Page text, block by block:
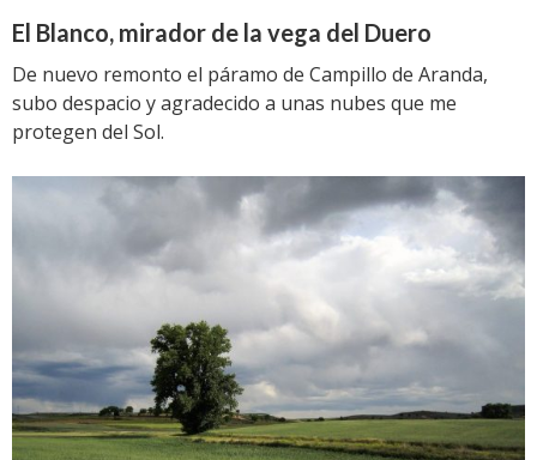
El Blanco, mirador de la vega del Duero
De nuevo remonto el páramo de Campillo de Aranda,
subo despacio y agradecido a unas nubes que me
protegen del Sol.